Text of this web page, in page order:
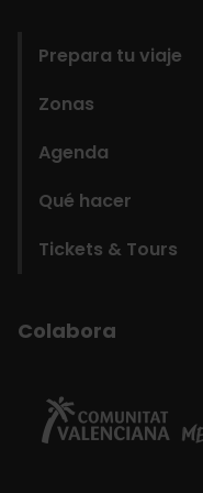
Prepara tu viaje
Zonas
Agenda
Qué hacer
Tickets & Tours
Colabora